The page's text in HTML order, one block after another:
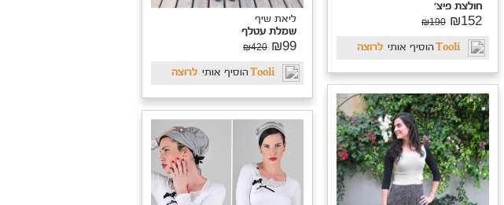
חולצת פיצ'
₪152
₪190
Tooliהוסיף אותי לרוצה
ליאת שיף
שמלת עטלף
₪99
₪420
Tooliהוסיף אותי לרוצה